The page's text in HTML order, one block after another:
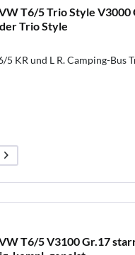
T6/5 Trio Style V3000
Trio Style
5 KR und L R. Camping-Bus
T6/5 V3100 Gr.17